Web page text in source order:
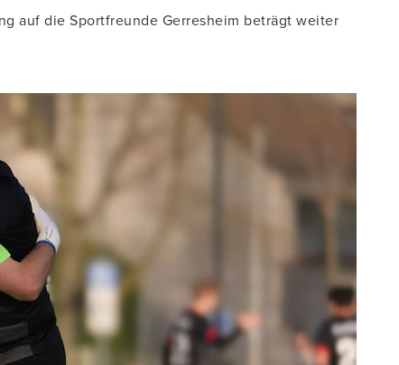
auf die Sportfreunde Gerresheim beträgt weiter